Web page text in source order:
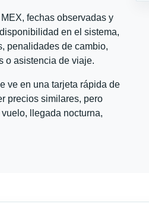
fechas observadas y
en el sistema,
penalidades de cambio,
o asistencia de viaje.
ve en una tarjeta rápida de
precios similares, pero
llegada nocturna,